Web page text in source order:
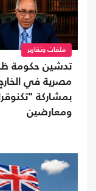
ملفات وتقارير
تدشين حكومة
مصرية في
بمشاركة
ومعارضين